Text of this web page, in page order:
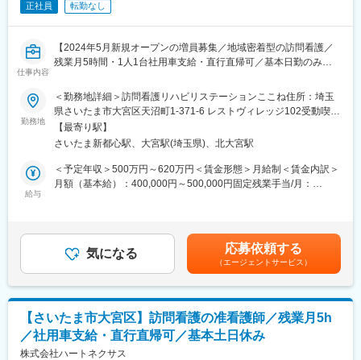
サポーターへ支給
・医療保険割引手当：2,000円※拠点の医療保険割合が70％を超え
・サンキュー手当：240,000円※3ヶ月平均月間訪問件数110件以
上、四半期全て達成した場合
変更の範囲：会社の定める業務
【組織構成】
ネージャーを通じて最大で10～15施設程度をご担当頂きます。
■各施設、パートさんを含めて25名程の従業員がいますので、担
【キャリアパス／モデル年収】
■シニアマネージャー（約10施設担当）：540万円～
■統括マネージャー（約30施設を統括）：600万円～
■運営部部長：720万円～
※ポジションの空き状況次第にもよりますが、2～5年でステップ
アップをすることが出来ます。将来的には経営にも携われるポジ
ションになります。
■当社は日本1の施設数（300施設以上）を誇り、毎年1000名規模
で成長を遂げている企業になります。今後も事業拡大を計画して
おり、実力次第ではどんどん空いたポストにステップアップして
量・定性ともに判断されます。
【日中サービス支援型とは】
正社員 転勤なし
仕事内容
【2024年5月新規オープンの増員募集／地域密着型の訪問看護／
残業月5時間・1人1台社用車支給・直行直帰可／基本日勤のみ／
■業務概要：
当社が運営する訪問看護リハビリステーション「ここね」にて、
正看護師として利用者様のご自宅を訪問し、看護業務全般をお任
せします。新規立ち上げメンバーとして、地域の医療・福祉を支
えるやりがいあるポジションです。患者様とじっくり向き合い、
その方らしさを大切にしたケアを実現できます。
薬管理
・ターミナルケアや認知症看護、カテーテル・呼吸器の管理
参加（持ち回り制で多くて月1～2回）
・訪問エリアはさいたま市、春日部市、越谷市、川口市、上尾市
ほか
・1日の訪問件数は平均5～6件、1件30分～1時間程度
勤務地
＜勤務地詳細＞訪問看護リハビリステーションここね住所：埼玉
県さいたま市大宮区天沼町1-371-6 レストヴィレッジ102受動喫煙
対策：敷地内全面禁煙変更の範囲：無
【最寄り駅】
さいたま新都心駅、大宮駅(埼玉県)、北大宮駅
給与
＜予定年収＞500万円～620万円＜賃金形態＞月給制＜賃金内訳＞
月額（基本給）：400,000円～500,000円固定残業手当/月：
年収はあくまでも目安の金額であり、年齢やスキルに応じて上下
する可能性があります。■昇給あり：業績、貢献度による■賞与あ
り：業績、貢献度による賃金はあくまでも目安の金額であり、選
考を通じて上下する可能性があります。月給(月額)は固定手当を含
めた表記です。
気になる 応募依頼する
（エージェントサービス）
【さいたま市大宮区】訪問看護の准看護師／残業月5h
／社用車支給・直行直帰可／基本土日休み
株式会社ハートネクサス